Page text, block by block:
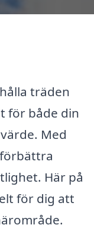
träden
för både din
Med
Här på
för dig att